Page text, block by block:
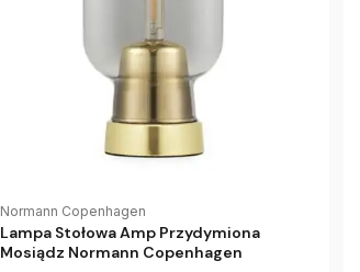
Normann Copenhagen
Lampa Stołowa Amp Przydymiona
Mosiądz Normann Copenhagen